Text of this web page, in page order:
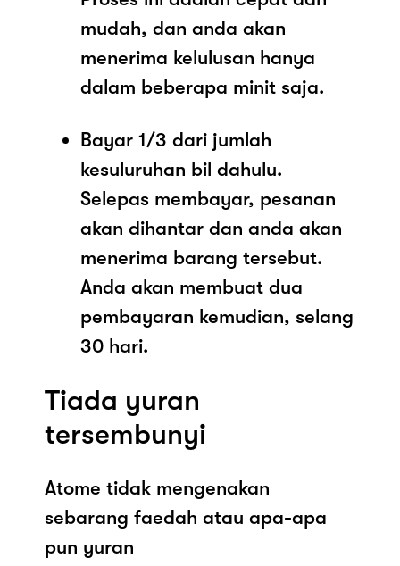
mudah, dan anda akan
menerima kelulusan hanya
dalam beberapa minit saja.
Bayar 1/3 dari jumlah
kesuluruhan bil dahulu.
Selepas membayar, pesanan
akan dihantar dan anda akan
menerima barang tersebut.
Anda akan membuat dua
pembayaran kemudian, selang
30 hari.
Tiada yuran
tersembunyi
Atome tidak mengenakan
sebarang faedah atau apa-apa
pun yuran